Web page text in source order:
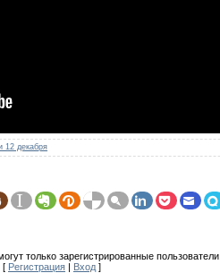
12 декабря
только зарегистрированные пользователи.
[ Регистрация | Вход ]